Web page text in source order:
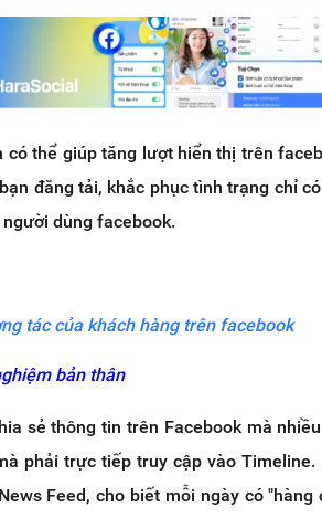
thể giúp tăng lượt hiển thị trên
đăng tải, khắc phục tình trạng chỉ
dùng facebook.
tác của khách hàng trên facebook
bản thân
sẻ thông tin trên Facebook mà
phải trực tiếp truy cập vào Timeline.
Feed, cho biết mỗi ngày có "hàng